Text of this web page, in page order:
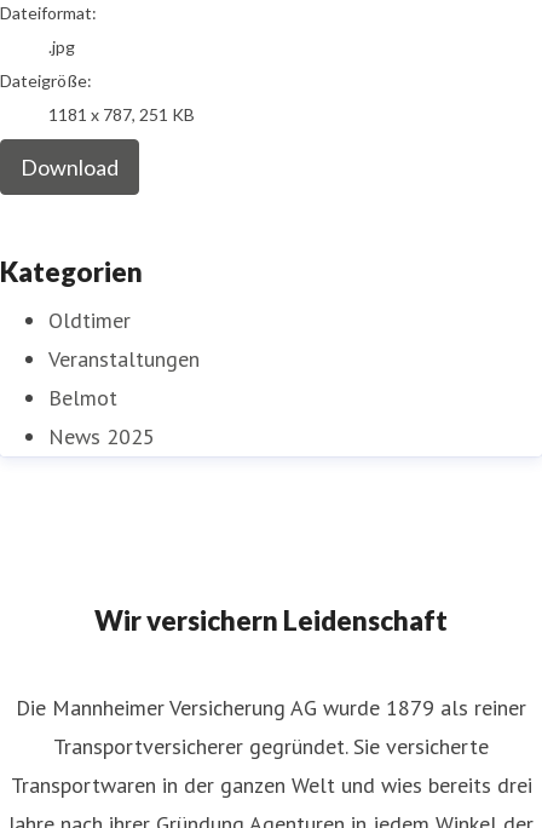
Dateiformat:
.jpg
Dateigröße:
1181 x 787, 251 KB
Download
Kategorien
Oldtimer
Veranstaltungen
Belmot
News 2025
Wir versichern Leidenschaft
Die Mannheimer Versicherung AG wurde 1879 als reiner
Transportversicherer gegründet. Sie versicherte
Transportwaren in der ganzen Welt und wies bereits drei